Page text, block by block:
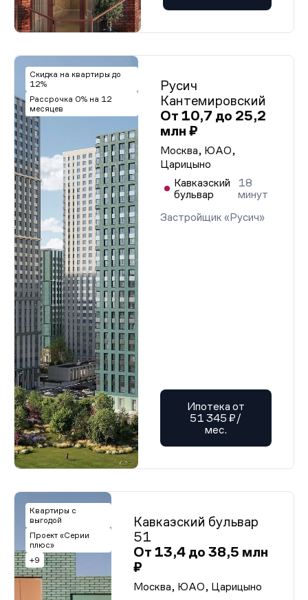
Скидка на квартиры до
12%
Рассрочка 0% на 12
месяцев
Русич
Кантемировский
От 10,7 до 25,2
млн ₽
Москва, ЮАО,
Царицыно
Кавказский
бульвар
18
минут
Застройщик «Русич»
Ипотека от
51 345 ₽/
мес.
Квартиры с
выгодой
Проект «Серии
плюс»
+9
Кавказский бульвар
51
От 13,4 до 38,5 млн
₽
Москва, ЮАО, Царицыно